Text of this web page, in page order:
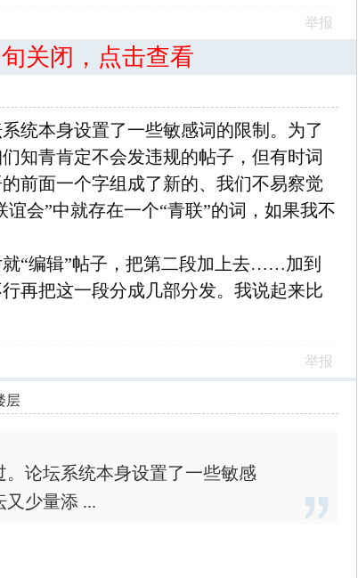
举报
关闭，点击查看
统本身设置了一些敏感词的限制。为了
知青肯定不会发违规的帖子，但有时词
前面一个字组成了新的、我们不易察觉
会”中就存在一个“青联”的词，如果我不
“编辑”帖子，把第二段加上去……加到
再把这一段分成几部分发。我说起来比
举报
层
论坛系统本身设置了一些敏感
少量添 ...